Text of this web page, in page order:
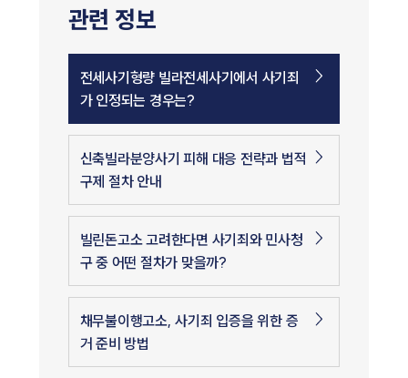
관련 정보
전세사기형량 빌라전세사기에서 사기죄
가 인정되는 경우는?
신축빌라분양사기 피해 대응 전략과 법적
구제 절차 안내
빌린돈고소 고려한다면 사기죄와 민사청
구 중 어떤 절차가 맞을까?
채무불이행고소, 사기죄 입증을 위한 증
거 준비 방법